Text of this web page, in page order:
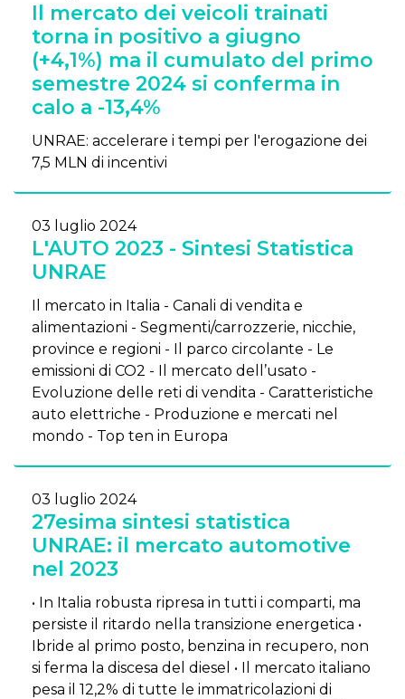
Il mercato dei veicoli trainati
torna in positivo a giugno
(+4,1%) ma il cumulato del primo
semestre 2024 si conferma in
calo a -13,4%
UNRAE: accelerare i tempi per l'erogazione dei
7,5 MLN di incentivi
03 luglio 2024
L'AUTO 2023 - Sintesi Statistica
UNRAE
Il mercato in Italia - Canali di vendita e
alimentazioni - Segmenti/carrozzerie, nicchie,
province e regioni - Il parco circolante - Le
emissioni di CO2 - Il mercato dell’usato -
Evoluzione delle reti di vendita - Caratteristiche
auto elettriche - Produzione e mercati nel
mondo - Top ten in Europa
03 luglio 2024
27esima sintesi statistica
UNRAE: il mercato automotive
nel 2023
• In Italia robusta ripresa in tutti i comparti, ma
persiste il ritardo nella transizione energetica •
Ibride al primo posto, benzina in recupero, non
si ferma la discesa del diesel • Il mercato italiano
pesa il 12,2% di tutte le immatricolazioni di